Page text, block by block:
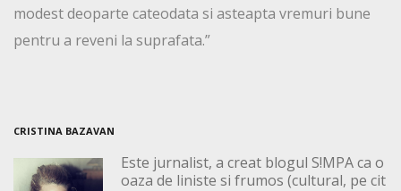
modest deoparte cateodata si asteapta vremuri bune
pentru a reveni la suprafata.”
CRISTINA BAZAVAN
Este jurnalist, a creat blogul S!MPA ca o
oaza de liniste si frumos (cultural, pe cit